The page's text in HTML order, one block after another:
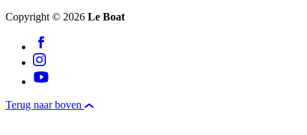
Copyright © 2026 Le Boat
Terug naar boven